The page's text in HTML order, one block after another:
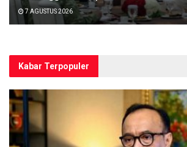
7 AGUSTUS 2026
Kabar Terpopuler